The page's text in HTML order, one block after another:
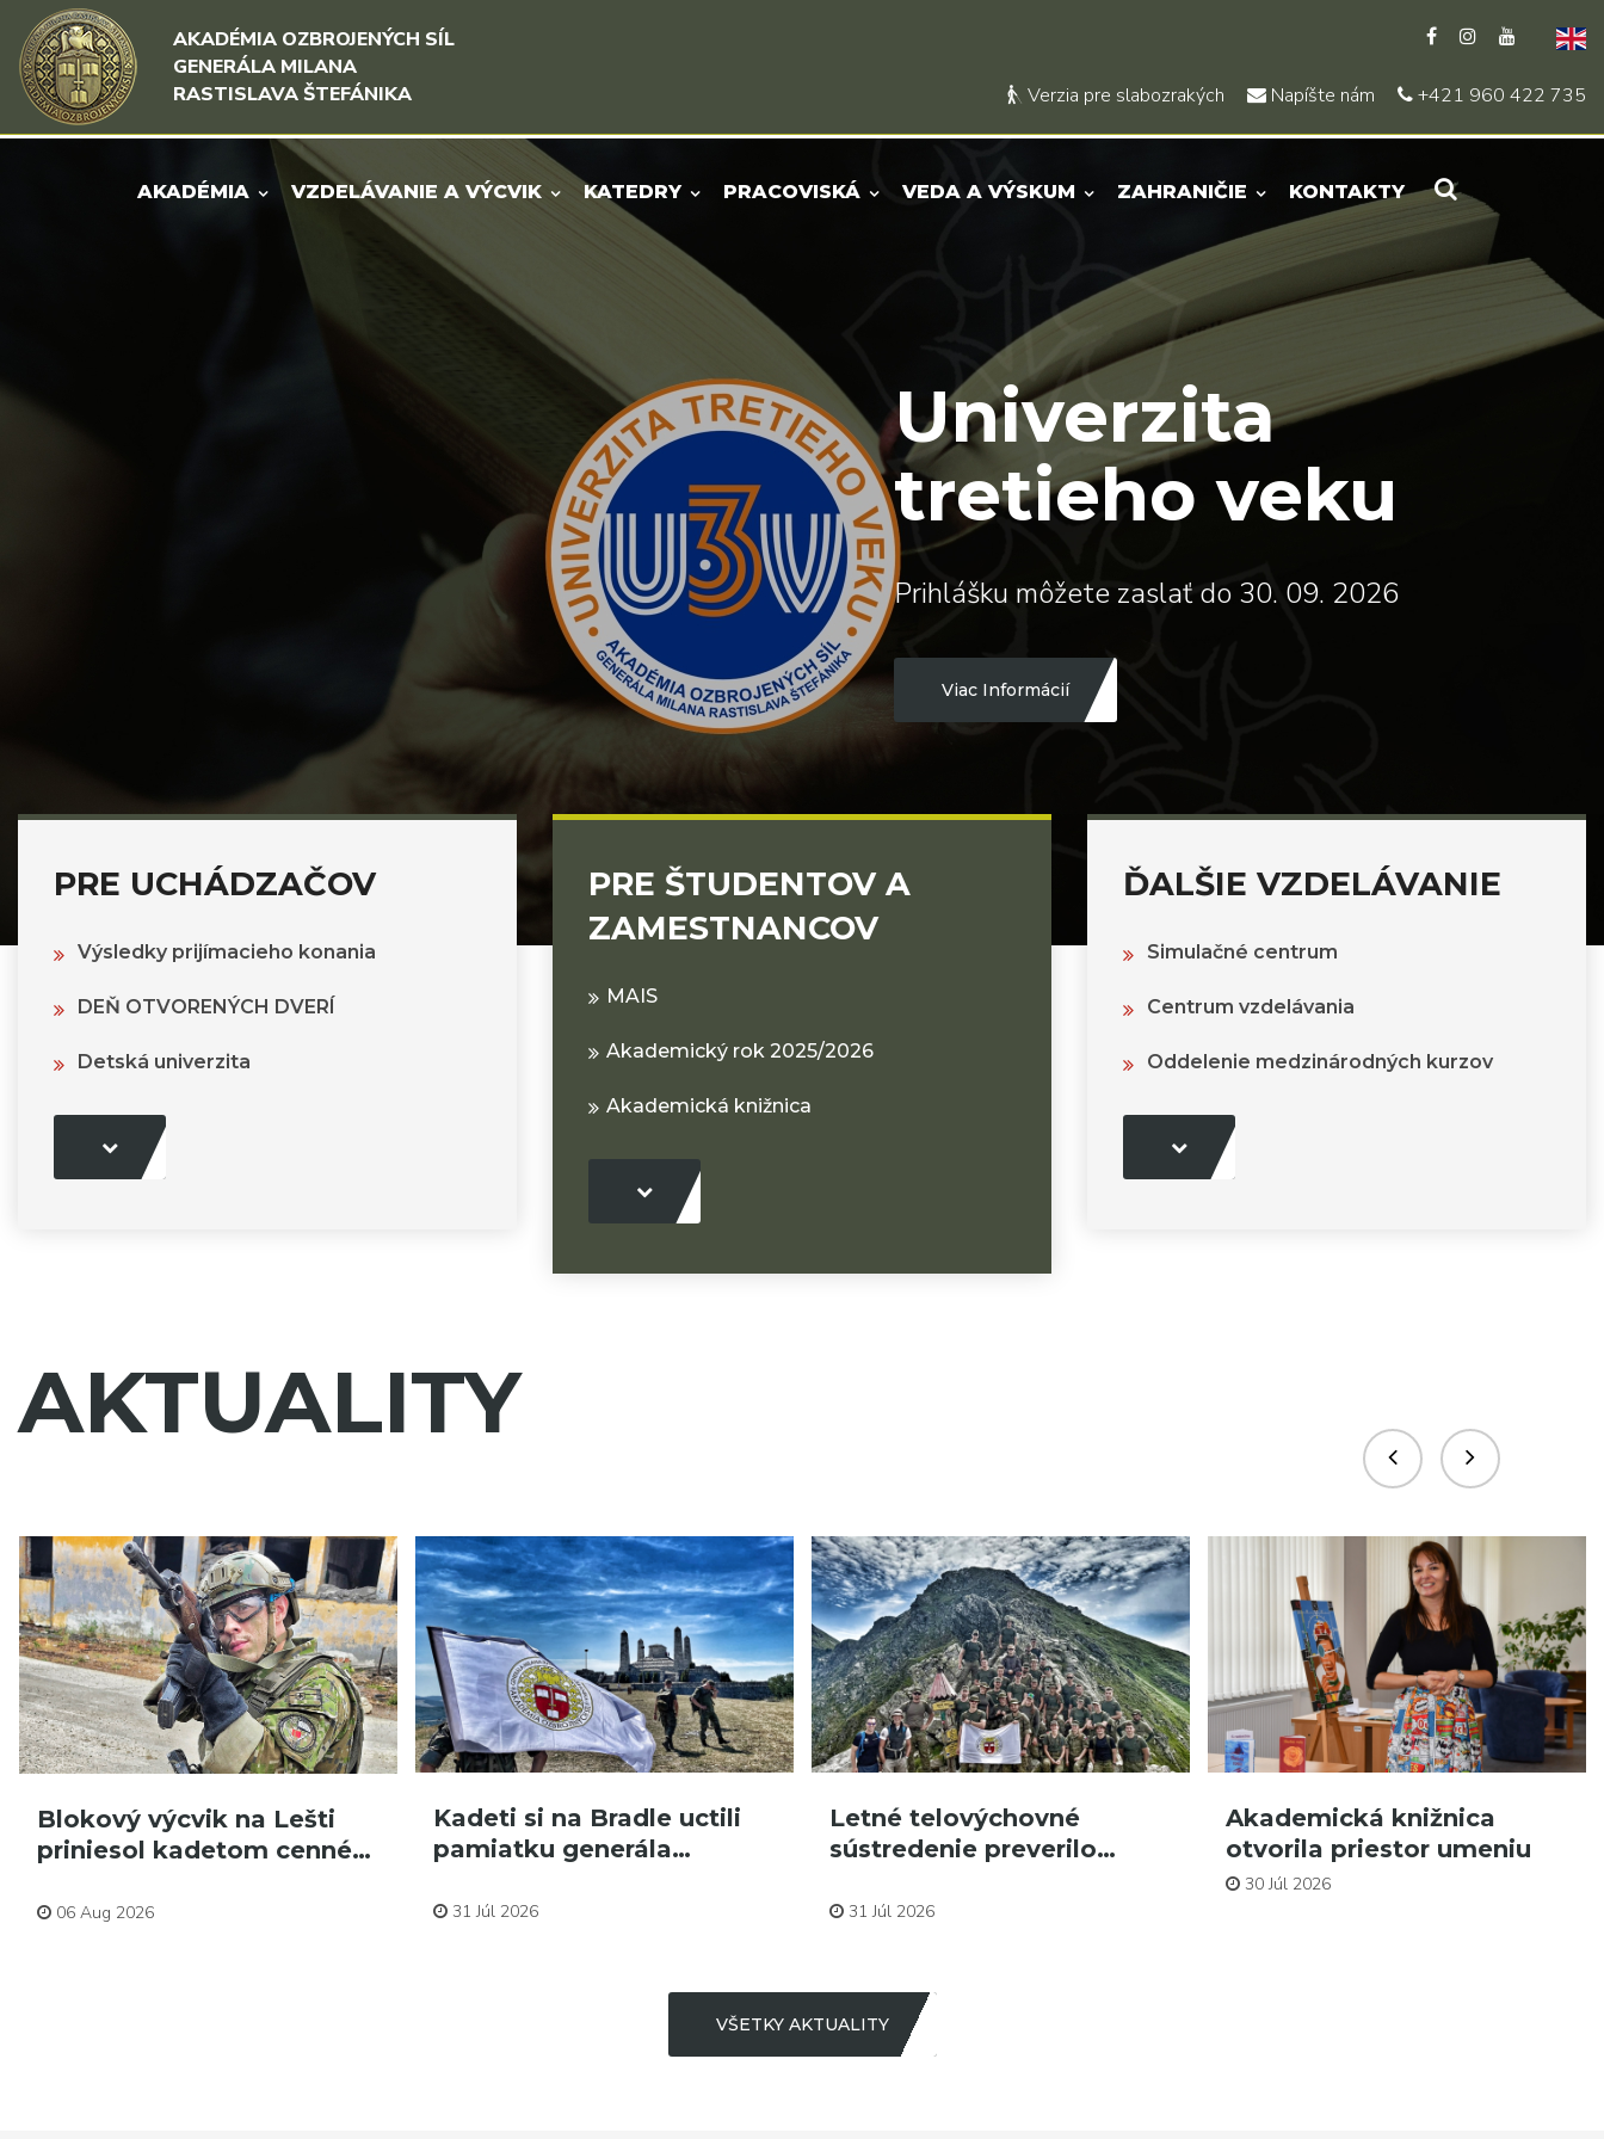
Rovno na obsah
Rovno na menu
AKADÉMIA OZBROJENÝCH SÍL
GENERÁLA MILANA
RASTISLAVA ŠTEFÁNIKA
Verzia pre slabozrakých Napíšte nám +421 960 422 735
AKADÉMIA VZDELÁVANIE A VÝCVIK KATEDRY PRACOVISKÁ VEDA A VÝSKUM ZAHRANIČIE KONTAKTY
Univerzita
tretieho veku
Prihlášku môžete zaslať do 30. 09. 2026
Viac Informácií
PRE UCHÁDZAČOV
Výsledky prijímacieho konania
DEŇ OTVORENÝCH DVERÍ
Detská univerzita
PRE ŠTUDENTOV A
ZAMESTNANCOV
MAIS
Akademický rok 2025/2026
Akademická knižnica
ĎALŠIE VZDELÁVANIE
Simulačné centrum
Centrum vzdelávania
Oddelenie medzinárodných kurzov
AKTUALITY
Blokový výcvik na Lešti
priniesol kadetom cenné…
06 Aug 2026
Kadeti si na Bradle uctili
pamiatku generála…
31 Júl 2026
Letné telovýchovné
sústredenie preverilo…
31 Júl 2026
Akademická knižnica
otvorila priestor umeniu
30 Júl 2026
VŠETKY AKTUALITY